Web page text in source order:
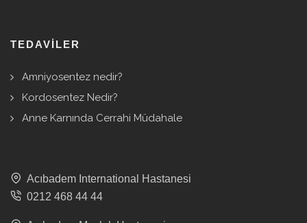
TEDAVILER
Amniyosentez nedir?
Kordosentez Nedir?
Anne Karnında Cerrahi Müdahale
Acıbadem International Hastanesi
0212 468 44 44